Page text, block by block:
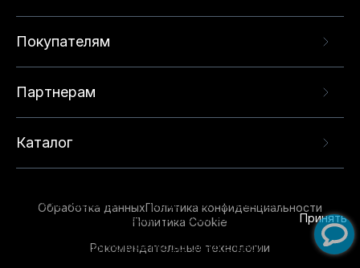
Покупателям
Партнерам
Каталог
Обработка данныхПолитика конфиденциальности
Политика Cookie
Рекомендательные технологии
опыта на нашем сайте. Продолжая использовать
данный сайт, вы соглашаетесь с использованием
технологий. Для получения дополнительной
Принять